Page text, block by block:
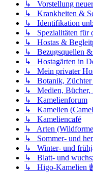
↳ Vorstellung
↳ Krankheiten &
↳ Identifikation
↳ Spezialitäten für
↳ Hostas &
↳ Bezugsquellen
↳ Hostagärten in
↳ Mein privater
↳ Botanik, Züchter
↳ Medien, Bücher,
↳ Kamelienforum
↳ Kamelien
↳ Kameliencafé
↳ Arten
↳ Sommer- und
↳ Winter- und
↳ Blatt- und
↳ Higo-Kamelien